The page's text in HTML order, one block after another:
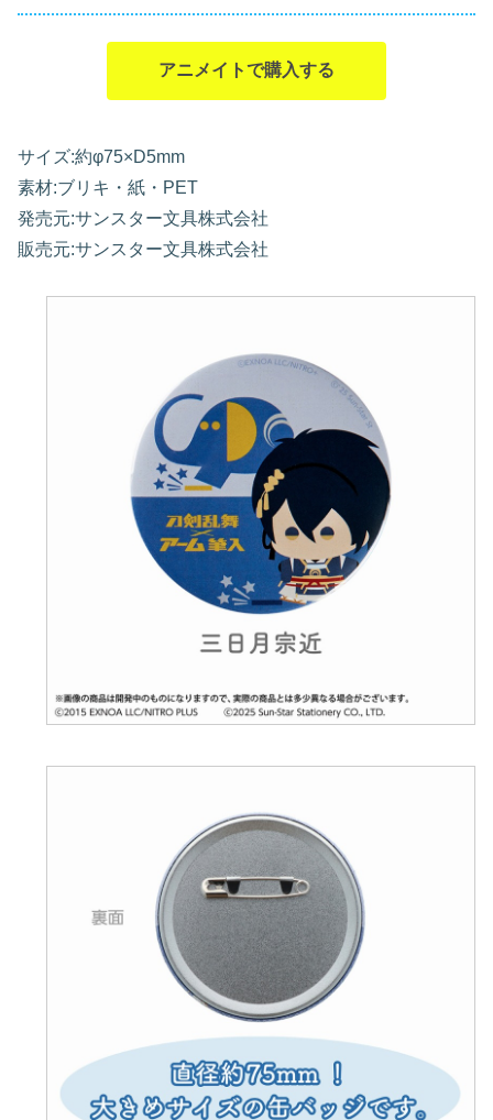
アニメイトで購入する
サイズ:約φ75×D5mm
素材:ブリキ・紙・PET
発売元:サンスター文具株式会社
販売元:サンスター文具株式会社